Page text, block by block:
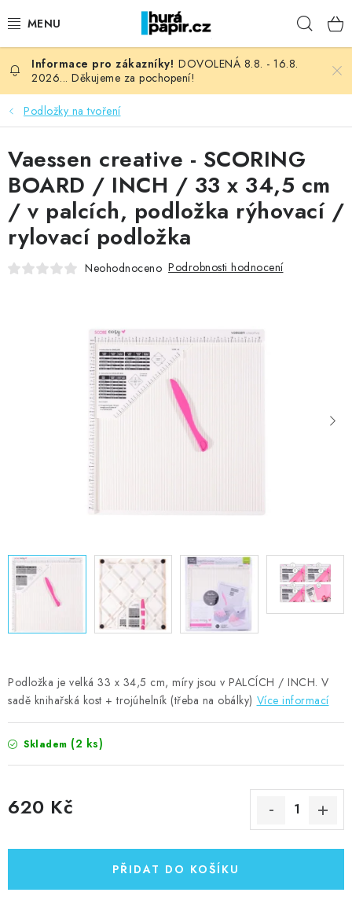
na
NOVINKY
HURÁ DÍLNA
VŠECHNO ZBOŽÍ
KNIHAŘSKÝ MATERIÁL
KURZY NATY LYSAK
OBLÍBENÉ ♥️
MOJE OBJEDNÁVKA
Kontakty Moje objednávka
Hodnocení obchodu
Podmínky ochrany osobních údajů
DOVOLENÁ 8.8. - 16.8.
2026... Děkujeme za pochopení!
Podložky na tvoření
Podložka je velká 33 x 34,5 cm, míry jsou v PALCÍCH / INCH. V
sadě knihařská kost + trojúhelník (třeba na obálky) Více informací
Skladem (2 ks)
620 Kč
PŘIDAT DO KOŠÍKU
Vaessen creative - SCORING
BOARD / INCH / 33 x 34,5 cm
/ v palcích, podložka rýhovací /
rylovací podložka
Neohodnoceno Podrobnosti hodnocení